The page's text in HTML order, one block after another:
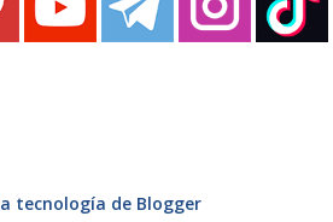
tecnología de Blogger